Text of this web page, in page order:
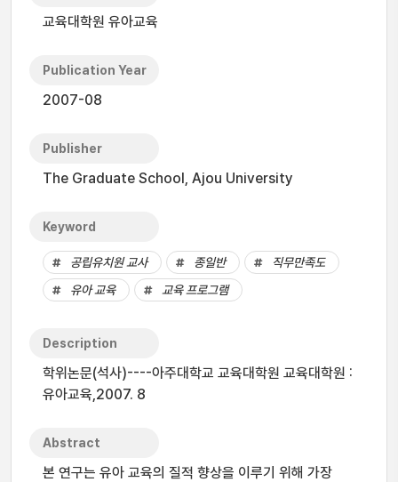
교육대학원 유아교육
Publication Year
2007-08
Publisher
The Graduate School, Ajou University
Keyword
공립유치원 교사 종일반
직무만족도
유아 교육
교육 프로그램
Description
학위논문(석사)----아주대학교 교육대학원 교육대학원 :
유아교육,2007. 8
Abstract
본 연구는 유아 교육의 질적 향상을 이루기 위해 가장